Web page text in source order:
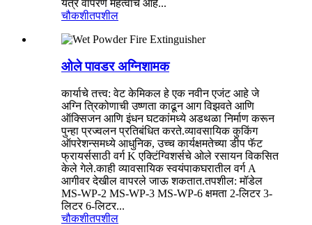
यंत्र वापरणे महत्वाचे आहे...
चौकशीतपशील
ओले पावडर अग्निशामक
कार्याचे तत्त्व: वेट केमिकल हे एक नवीन एजंट आहे जे
अग्नि त्रिकोणाची उष्णता काढून आग विझवते आणि
ऑक्सिजन आणि इंधन घटकांमध्ये अडथळा निर्माण करून
पुन्हा प्रज्वलन प्रतिबंधित करते.व्यावसायिक कुकिंग
ऑपरेशन्समध्ये आधुनिक, उच्च कार्यक्षमतेच्या डीप फॅट
फ्रायर्ससाठी वर्ग K एक्टिंग्विशर्सचे ओले रसायन विकसित
केले गेले.काही व्यावसायिक स्वयंपाकघरातील वर्ग A
आगीवर देखील वापरले जाऊ शकतात.तपशील: मॉडेल
MS-WP-2 MS-WP-3 MS-WP-6 क्षमता 2-लिटर 3-
लिटर 6-लिटर...
चौकशीतपशील